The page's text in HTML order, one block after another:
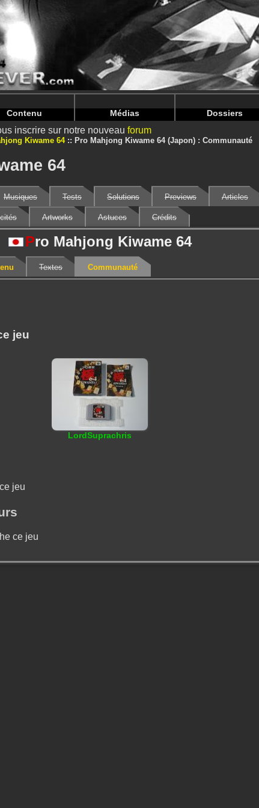
/home/nintendoju/www/Jeu-Communaute.php on line 69
/home/nintendoju/www/Jeu-Communaute.phpon line73
Contenu Médias Dossiers
inscrire sur notre nouveau forum
Kiwame 64 Pro Mahjong Kiwame 64 (Japon) : Communauté
64
Musiques Tests Solutions Previews Articles
Artworks Astuces Crédits
Pro Mahjong Kiwame 64
Textes Communauté
jeu
LordSuprachris
jeu
ce jeu